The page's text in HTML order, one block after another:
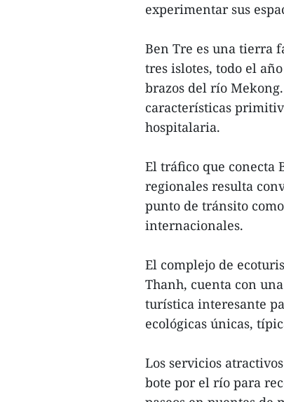
experimentar sus
Ben Tre es una tierra
tres islotes, todo el
brazos del río
características
hospitalaria.
El tráfico que conecta
regionales resulta
punto de tránsito
internacionales.
El complejo de
Thanh, cuenta con
turística interesante
ecológicas únicas,
Los servicios
bote por el río para